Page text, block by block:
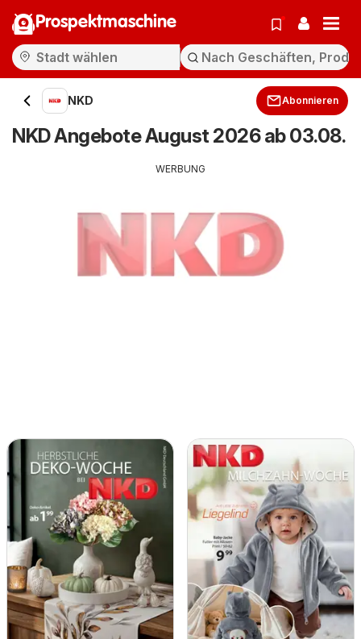
Prospektmaschine
NKD Abonnieren
NKD Angebote August 2026 ab 03.08.
WERBUNG